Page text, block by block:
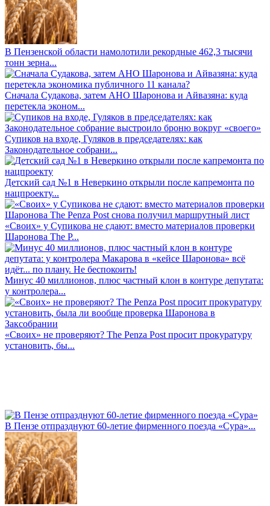
В Пензенской области намолотили рекордные 462,3 тысячи
тонн зерна...
Сначала Судакова, затем АНО Шаронова и Айвазяна: куда
перетекла эконом...
Супиков на входе, Гуляков в председателях: как
Законодательное собрани...
Детский сад №1 в Неверкино открыли после капремонта по
нацпроекту...
«Своих» у Супикова не сдают: вместо материалов проверки
Шаронова The P...
Минус 40 миллионов, плюс частный клон в контуре депутата:
у контролера...
«Своих» не проверяют? The Penza Post просит прокуратуру
установить, бы...
В Пензе отпразднуют 60-летие фирменного поезда «Сура»...